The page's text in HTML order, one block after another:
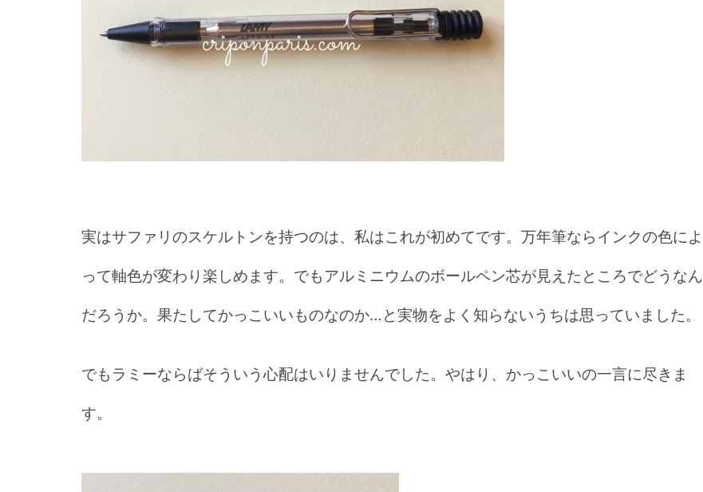
実はサファリのスケルトンを持つのは、私はこれが初めてです。万年筆ならインクの色によ
って軸色が変わり楽しめます。でもアルミニウムのボールペン芯が見えたところでどうなん
だろうか。果たしてかっこいいものなのか…と実物をよく知らないうちは思っていました。
でもラミーならばそういう心配はいりませんでした。やはり、かっこいいの一言に尽きま
す。